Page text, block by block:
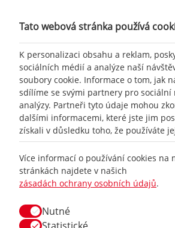
+420777 465 460
info@racing-line.cz
Facebook
Tato webová stránka používá
K personalizaci obsahu a reklam,
sociálních médií a analýze naší
soubory cookie. Informace o tom, jak
sdílíme se svými partnery pro sociální
analýzy. Partneři tyto údaje mohou
dalšími informacemi, které jste jim
získali v důsledku toho, že používáte
Více informací o používání cookies na
stránkách najdete v našich
zásadách ochrany osobních údajů.
Nutné